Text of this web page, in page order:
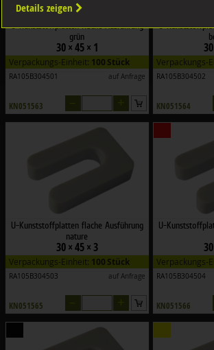
U-Kunststoffplatten flache Ausführung
grün
30 × 45 × 1
Verpackungs-Einheit: 100 Stück
RA105B304501 auf Anfrage
KN051563
U-
Verpackungs-
RA105B304502
KN051564
U-Kunststoffplatten flache Ausführung
nature
30 × 45 × 3
Verpackungs-Einheit: 100 Stück
RA105B304503 auf Anfrage
KN051565
U-
Verpackungs-
RA105B304504
KN051566
Details zeigen